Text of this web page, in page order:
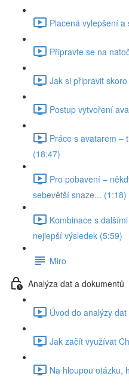
Placená vylepšení a
Připravte se na
Jak si připravit
Postup vytvoření
Práce s avatarem –
(18:47)
Pro pobavení –
sebevětší snaze... (1:18)
Kombinace s
nejlepší výsledek (5:59)
Miro
Analýza dat a dokumentů
Úvod do analýzy
Jak začít využívat
Na hloupou otázku,